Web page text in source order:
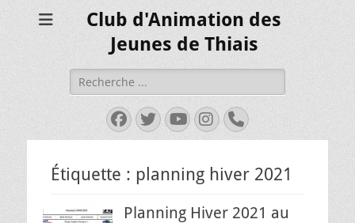
Club d'Animation des
Jeunes de Thiais
Rechercher :
Facebook
Twitter
YouTube
Instagram
Tél
Étiquette : planning hiver 2021
Planning Hiver 2021 au